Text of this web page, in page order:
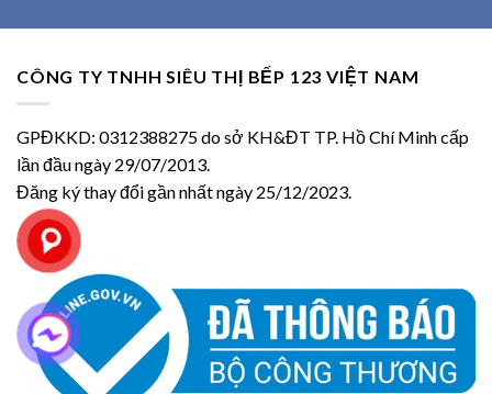
CÔNG TY TNHH SIÊU THỊ BẾP 123 VIỆT NAM
GPĐKKD: 0312388275 do sở KH&ĐT TP. Hồ Chí Minh cấp
lần đầu ngày 29/07/2013.
Đăng ký thay đổi gần nhất ngày 25/12/2023.